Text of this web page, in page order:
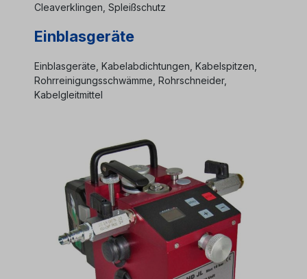
Cleaverklingen, Spleißschutz
Einblasgeräte
Einblasgeräte, Kabelabdichtungen, Kabelspitzen,
Rohrreinigungsschwämme, Rohrschneider,
Kabelgleitmittel